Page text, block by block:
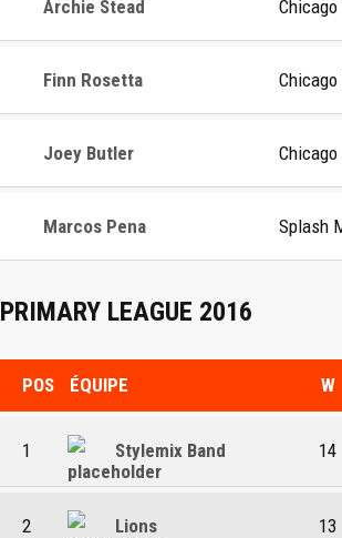
Archie Stead
Finn Rosetta
Joey Butler
Marcos Pena Splash
PRIMARY LEAGUE 2016
POS ÉQUIPE W
1 Stylemix Band 14
2 Lions 13